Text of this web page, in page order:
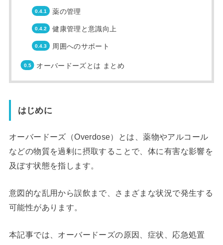
薬の管理
健康管理と意識向上
周囲へのサポート
オーバードーズとは まとめ
はじめに
オーバードーズ（Overdose）とは、薬物やアルコール
などの物質を過剰に摂取することで、体に有害な影響を
及ぼす状態を指します。
意図的な乱用から誤飲まで、さまざまな状況で発生する
可能性があります。
本記事では、オーバードーズの原因、症状、応急処置